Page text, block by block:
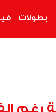
بطولات
رغم